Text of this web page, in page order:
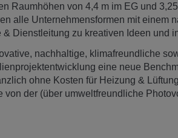
Raumhöhen von 4,4 m im EG und
alle Unternehmensformen mit einem
Dienstleitung zu kreativen Ideen und
nachhaltige, klimafreundliche
eine neue
ohne Kosten für Heizung &
von der (über umweltfreundliche